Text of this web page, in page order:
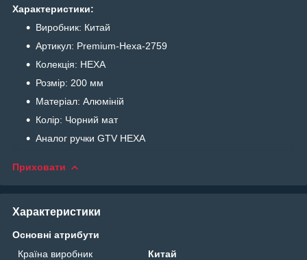
Характеристики:
Виробник: Китай
Артикул: Premium-Hexa-2759
Колекція: HEXA
Розмір: 200 мм
Матеріал: Алюміній
Колір: Чорний мат
Аналог ручки GTV HEXA
Приховати
Характеристики
Основні атрибути
Країна виробник
Китай